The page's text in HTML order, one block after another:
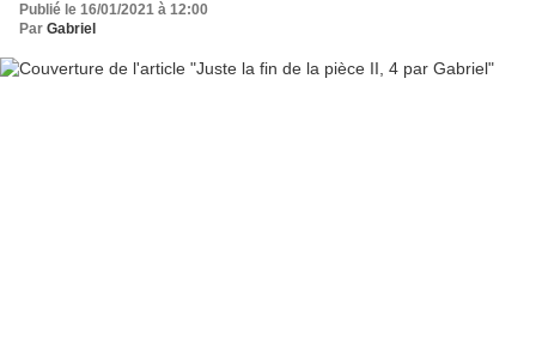
Publié le 16/01/2021 à 12:00
Par Gabriel